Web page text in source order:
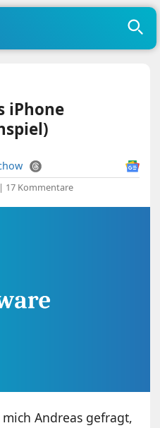
iPhone
| 17 Kommentare
Andreas gefragt,